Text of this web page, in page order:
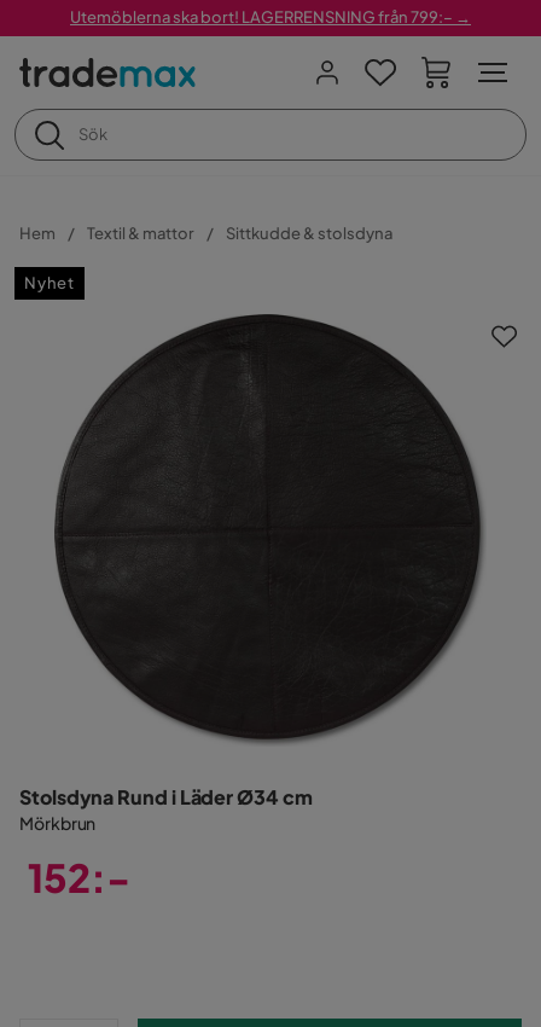
Utemöblerna ska bort! LAGERRENSNING från 799:– →
Hem Textil & mattor Sittkudde & stolsdyna
Nyhet
Stolsdyna Rund i Läder Ø34 cm
Mörkbrun
152:-